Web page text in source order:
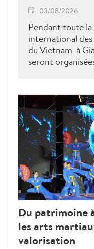
03/08/2026
Pendant toute
international
du Vietnam à
seront
Du patrimoine
les arts
valorisation